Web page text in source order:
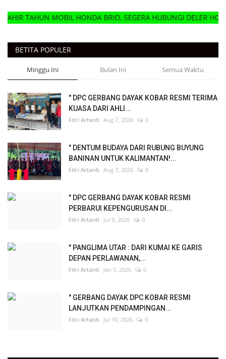
HONDA BRIO, SEGERA HUBUNGI DELER HONDA MOBIL
BETITA POPULER
Minggu Ini Bulan Ini Semua Waktu
" DPC GERBANG DAYAK KOBAR RESMI TERIMA
KUASA DARI AHLI...
Fitri Artanti Aug 7, 2026 0
" DENTUM BUDAYA DARI RUBUNG BUYUNG
BANINAN UNTUK KALIMANTAN!...
Fitri Artanti Aug 7, 2026 0
" DPC GERBANG DAYAK KOBAR RESMI
PERBARUI KEPENGURUSAN DI...
Fitri Artanti Jul 9, 2026 0
" PANGLIMA UTAR : DARI KUMAI KE GARIS
DEPAN PERLAWANAN,...
Fitri Artanti Jan 5, 2026 0
" GERBANG DAYAK DPC KOBAR RESMI
LANJUTKAN PENDAMPINGAN...
Fitri Artanti Jul 10, 2026 0